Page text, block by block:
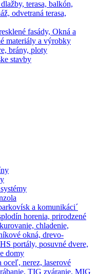
terasa, balkón,
odvetraná terasa,
fasády, Okná a
materiály a výrobky
brány, ploty
stavby
a komunikáci´
horenia, prirodzené
chladenie,
okná, drevo-
portály, posuvné dvere,
domy
oceľ, nerez, laserové
TIG zváranie, MIG